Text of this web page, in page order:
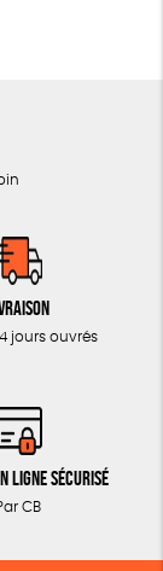
jours ouvrés
ligne sécurisé
CB